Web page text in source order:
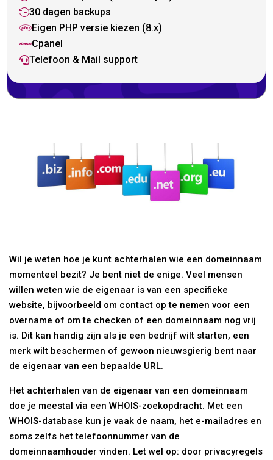
30 dagen backups
Eigen PHP versie kiezen (8.x)
Cpanel
Telefoon & Mail support
Wil je weten hoe je kunt achterhalen wie een domeinnaam
momenteel bezit? Je bent niet de enige. Veel mensen
willen weten wie de eigenaar is van een specifieke
website, bijvoorbeeld om contact op te nemen voor een
overname of om te checken of een domeinnaam nog vrij
is. Dit kan handig zijn als je een bedrijf wilt starten, een
merk wilt beschermen of gewoon nieuwsgierig bent naar
de eigenaar van een bepaalde URL.
Het achterhalen van de eigenaar van een domeinnaam
doe je meestal via een WHOIS-zoekopdracht. Met een
WHOIS-database kun je vaak de naam, het e-mailadres en
soms zelfs het telefoonnummer van de
domeinnaamhouder vinden. Let wel op: door privacyregels